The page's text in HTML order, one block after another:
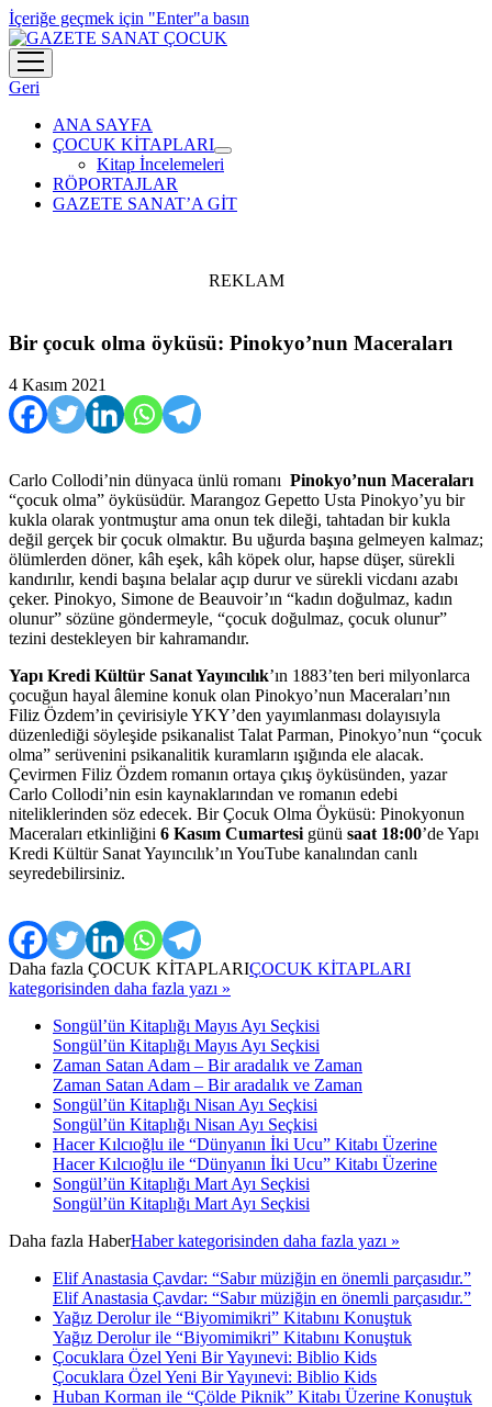
İçeriğe geçmek için "Enter"a basın
menüyü
aç
Geri
ANA SAYFA
ÇOCUK KİTAPLARI
menüyü
aç
Kitap İncelemeleri
RÖPORTAJLAR
GAZETE SANAT’A GİT
REKLAM
Bir çocuk olma öyküsü: Pinokyo’nun Maceraları
4 Kasım 2021
Carlo Collodi’nin dünyaca ünlü romanı Pinokyo’nun Maceraları
“çocuk olma” öyküsüdür. Marangoz Gepetto Usta Pinokyo’yu bir
kukla olarak yontmuştur ama onun tek dileği, tahtadan bir kukla
değil gerçek bir çocuk olmaktır. Bu uğurda başına gelmeyen kalmaz;
ölümlerden döner, kâh eşek, kâh köpek olur, hapse düşer, sürekli
kandırılır, kendi başına belalar açıp durur ve sürekli vicdanı azabı
çeker. Pinokyo, Simone de Beauvoir’ın “kadın doğulmaz, kadın
olunur” sözüne göndermeyle, “çocuk doğulmaz, çocuk olunur”
tezini destekleyen bir kahramandır.
Yapı Kredi Kültür Sanat Yayıncılık’ın 1883’ten beri milyonlarca
çocuğun hayal âlemine konuk olan Pinokyo’nun Maceraları’nın
Filiz Özdem’in çevirisiyle YKY’den yayımlanması dolayısıyla
düzenlediği söyleşide psikanalist Talat Parman, Pinokyo’nun “çocuk
olma” serüvenini psikanalitik kuramların ışığında ele alacak.
Çevirmen Filiz Özdem romanın ortaya çıkış öyküsünden, yazar
Carlo Collodi’nin esin kaynaklarından ve romanın edebi
niteliklerinden söz edecek. Bir Çocuk Olma Öyküsü: Pinokyonun
Maceraları etkinliğini 6 Kasım Cumartesigünü saat 18:00’de Yapı
Kredi Kültür Sanat Yayıncılık’ın YouTube kanalından canlı
seyredebilirsiniz.
Daha fazla ÇOCUK KİTAPLARIÇOCUK KİTAPLARI
kategorisinden daha fazla yazı »
Songül’ün Kitaplığı Mayıs Ayı Seçkisi
Songül’ün Kitaplığı Mayıs Ayı Seçkisi
Zaman Satan Adam – Bir aradalık ve Zaman
Zaman Satan Adam – Bir aradalık ve Zaman
Songül’ün Kitaplığı Nisan Ayı Seçkisi
Songül’ün Kitaplığı Nisan Ayı Seçkisi
Hacer Kılcıoğlu ile “Dünyanın İki Ucu” Kitabı Üzerine
Hacer Kılcıoğlu ile “Dünyanın İki Ucu” Kitabı Üzerine
Songül’ün Kitaplığı Mart Ayı Seçkisi
Songül’ün Kitaplığı Mart Ayı Seçkisi
Daha fazla HaberHaber kategorisinden daha fazla yazı »
Elif Anastasia Çavdar: “Sabır müziğin en önemli parçasıdır.”
Elif Anastasia Çavdar: “Sabır müziğin en önemli parçasıdır.”
Yağız Derolur ile “Biyomimikri” Kitabını Konuştuk
Yağız Derolur ile “Biyomimikri” Kitabını Konuştuk
Çocuklara Özel Yeni Bir Yayınevi: Biblio Kids
Çocuklara Özel Yeni Bir Yayınevi: Biblio Kids
Huban Korman ile “Çölde Piknik” Kitabı Üzerine Konuştuk